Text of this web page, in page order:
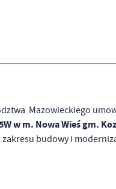
Mazowieckiego
w m. Nowa Wieś gm.
budowy i